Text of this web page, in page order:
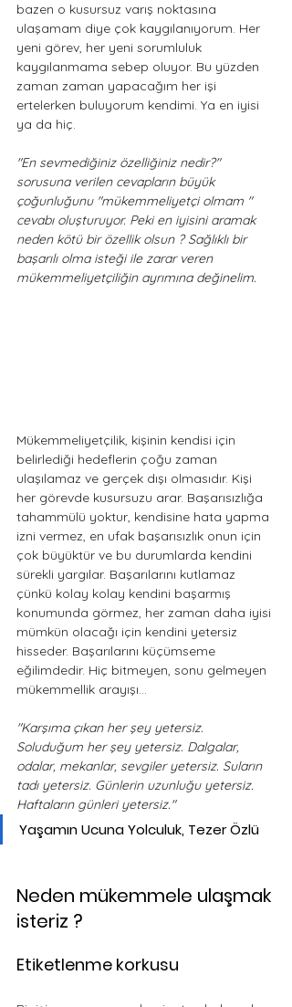
bazen o kusursuz varış noktasına
ulaşamam diye çok kaygılanıyorum. Her
yeni görev, her yeni sorumluluk
kaygılanmama sebep oluyor. Bu yüzden
zaman zaman yapacağım her işi
ertelerken buluyorum kendimi. Ya en iyisi
ya da hiç.
"En sevmediğiniz özelliğiniz nedir?"
sorusuna verilen cevapların büyük
çoğunluğunu "mükemmeliyetçi olmam "
cevabı oluşturuyor. Peki en iyisini aramak
neden kötü bir özellik olsun ? Sağlıklı bir
başarılı olma isteği ile zarar veren
mükemmeliyetçiliğin ayrımına değinelim.
Mükemmeliyetçilik, kişinin kendisi için
belirlediği hedeflerin çoğu zaman
ulaşılamaz ve gerçek dışı olmasıdır. Kişi
her görevde kusursuzu arar. Başarısızlığa
tahammülü yoktur, kendisine hata yapma
izni vermez, en ufak başarısızlık onun için
çok büyüktür ve bu durumlarda kendini
sürekli yargılar. Başarılarını kutlamaz
çünkü kolay kolay kendini başarmış
konumunda görmez, her zaman daha iyisi
mümkün olacağı için kendini yetersiz
hisseder. Başarılarını küçümseme
eğilimdedir. Hiç bitmeyen, sonu gelmeyen
mükemmellik arayışı...
"Karşıma çıkan her şey yetersiz.
Soluduğum her şey yetersiz. Dalgalar,
odalar, mekanlar, sevgiler yetersiz. Suların
tadı yetersiz. Günlerin uzunluğu yetersiz.
Haftaların günleri yetersiz."
Yaşamın Ucuna Yolculuk, Tezer Özlü
Neden mükemmele ulaşmak
isteriz ?
Etiketlenme korkusu